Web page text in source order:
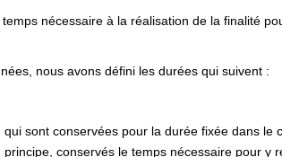
nécessaire à la réalisation de la finalité
nous avons défini les durées qui suivent :
sont conservées pour la durée fixée dans le
conservés le temps nécessaire pour y